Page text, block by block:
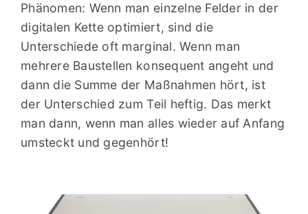
Phänomen: Wenn man einzelne Felder in der
digitalen Kette optimiert, sind die
Unterschiede oft marginal. Wenn man
mehrere Baustellen konsequent angeht und
dann die Summe der Maßnahmen hört, ist
der Unterschied zum Teil heftig. Das merkt
man dann, wenn man alles wieder auf Anfang
umsteckt und gegenhört!